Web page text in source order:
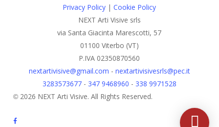
Privacy Policy |Cookie Policy
NEXT Arti Visive srls
via Santa Giacinta Marescotti, 57
01100 Viterbo (VT)
P.IVA 02350870560
nextartivisive@gmail.com - nextartivisivesrls@pec.it
3283573677- 347 9468960 - 338 9971528
© 2026 NEXT Arti Visive. All Rights Reserved.
facebook